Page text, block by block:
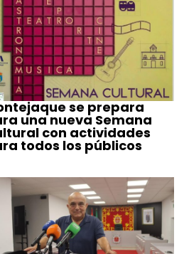
se prepara
una nueva Semana
con actividades
todos los públicos